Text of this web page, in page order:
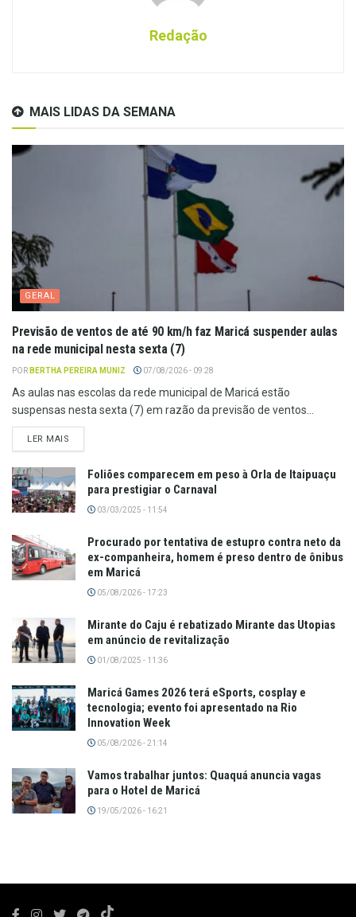
Redação
MAIS LIDAS DA SEMANA
GERAL
Previsão de ventos de até 90 km/h faz Maricá suspender aulas
na rede municipal nesta sexta (7)
POR BERTHA PEREIRA MUNIZ 07/08/2026 - 09:28
As aulas nas escolas da rede municipal de Maricá estão
suspensas nesta sexta (7) em razão da previsão de ventos...
LER MAIS
Foliões comparecem em peso à Orla de Itaipuaçu
para prestigiar o Carnaval
03/03/2025 - 11:54
Procurado por tentativa de estupro contra neto da
ex-companheira, homem é preso dentro de ônibus
em Maricá
05/08/2026 - 17:23
Mirante do Caju é rebatizado Mirante das Utopias
em anúncio de revitalização
01/08/2025 - 11:36
Maricá Games 2026 terá eSports, cosplay e
tecnologia; evento foi apresentado na Rio
Innovation Week
05/08/2026 - 21:14
Vamos trabalhar juntos: Quaquá anuncia vagas
para o Hotel de Maricá
19/05/2026 - 16:21